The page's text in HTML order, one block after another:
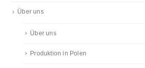
Über uns
Über uns
Produktion in Polen